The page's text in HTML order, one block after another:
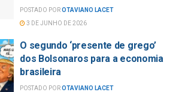
POSTADO POROTAVIANO LACET
3 DE JUNHO DE 2026
O segundo ‘presente de grego’
dos Bolsonaros para a economia
brasileira
POSTADO POROTAVIANO LACET